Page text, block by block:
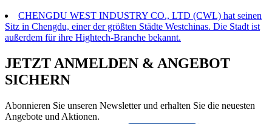
CHENGDU WEST INDUSTRY CO., LTD (CWL) hat seinen
Sitz in Chengdu, einer der größten Städte Westchinas. Die Stadt ist
außerdem für ihre Hightech-Branche bekannt.
JETZT ANMELDEN & ANGEBOT
SICHERN
Abonnieren Sie unseren Newsletter und erhalten Sie die neuesten
Angebote und Aktionen.